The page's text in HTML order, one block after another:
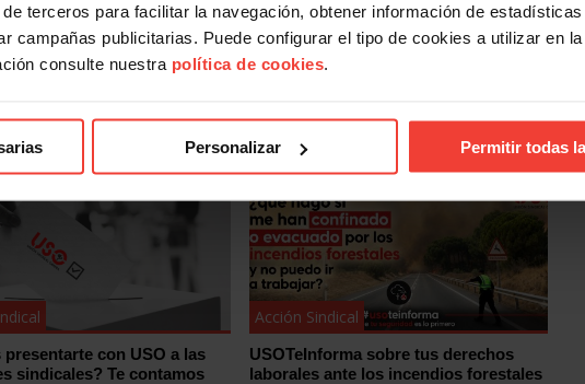
terceros para facilitar la navegación, obtener información de
campañas publicitarias. Puede configurar el tipo de cookies a utilizar en
consulte nuestra política de cookies.
Personalizar Permitir todas
ya que el 30 de julio finaliza el período de consultas.
presentarte con USO a las
sindicales? Te contamos
Acción Sindical
USOTeInforma sobre tus derechos
laborales ante los incendios forestales